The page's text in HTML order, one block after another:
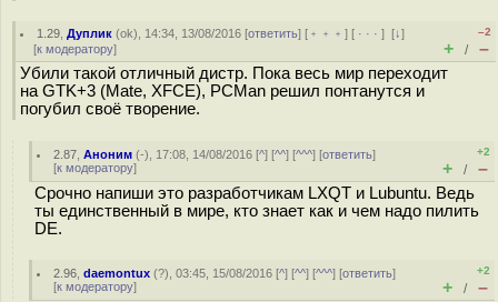
1.29 ,Дуплик (ok), 14:34, 13/08/2016 [ответить] [ ﹢﹢﹢] [ · · ·][↓]
[к модератору]
–2
+ / –
Убили такой отличный дистр. Пока весь мир переходит
на GTK+3 (Mate, XFCE), PCMan решил понтанутся и
погубил своё творение.
2.87 ,Аноним (-), 17:08, 14/08/2016 [^] [^^] [^^^] [ответить]
[к модератору]
+2
+ / –
Срочно напиши это разработчикам LXQT и Lubuntu. Ведь
ты единственный в мире, кто знает как и чем надо пилить
DE.
2.96 ,daemontux (?), 03:45, 15/08/2016 [^] [^^] [^^^] [ответить]
[к модератору]
+2
+ / –